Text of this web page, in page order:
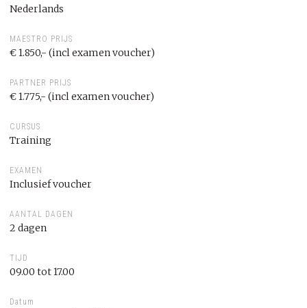
Nederlands
MAESTRO PRIJS
€ 1.850,- (incl examen voucher)
PARTNER PRIJS
€ 1.775,- (incl examen voucher)
CURSUS
Training
EXAMEN
Inclusief voucher
AANTAL DAGEN
2 dagen
TIJD
09.00 tot 17.00
Datum